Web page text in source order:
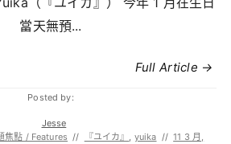
當天無預...
Full Article →
Posted by:
Jesse
焦點 / Features // 『ユイカ』 , yuika // 11 3 月,